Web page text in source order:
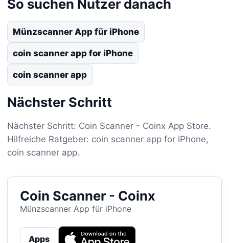
So suchen Nutzer danach
Münzscanner App für iPhone
coin scanner app for iPhone
coin scanner app
Nächster Schritt
Nächster Schritt: Coin Scanner - Coinx App Store.
Hilfreiche Ratgeber: coin scanner app for iPhone,
coin scanner app.
Coin Scanner - Coinx
Münzscanner App für iPhone
Apps